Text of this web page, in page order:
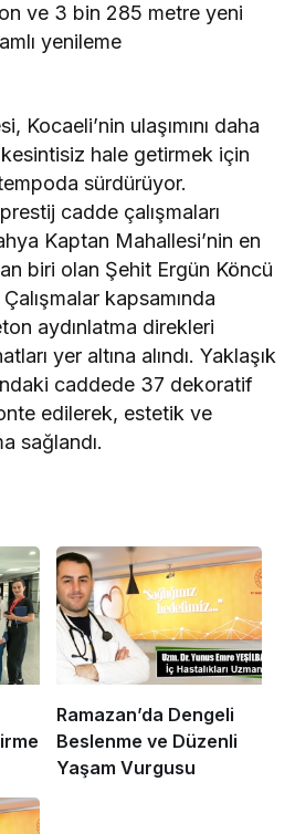
ve 3 bin 285 metre yeni
yenileme
Kocaeli’nin ulaşımını daha
hale getirmek için
sürdürüyor.
cadde çalışmaları
Kaptan Mahallesi’nin en
biri olan Şehit Ergün Köncü
kapsamında
aydınlatma direkleri
yer altına alındı. Yaklaşık
caddede 37 dekoratif
edilerek, estetik ve
sağlandı.
Ramazan’da Dengeli
Beslenme ve Düzenli
Yaşam Vurgusu